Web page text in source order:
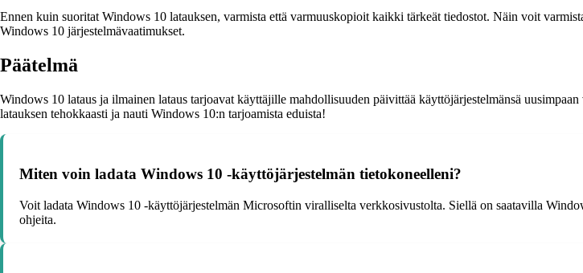
Ennen kuin suoritat Windows 10 latauksen, varmista että varmuuskopioit kaikki tärkeät tiedostot. Näin voit
Windows 10 järjestelmävaatimukset.
Päätelmä
Windows 10 lataus ja ilmainen lataus tarjoavat käyttäjille mahdollisuuden päivittää käyttöjärjestelmänsä
latauksen tehokkaasti ja nauti Windows 10:n tarjoamista eduista!
Miten voin ladata Windows 10 -käyttöjärjestelmän tietokoneelleni?
Voit ladata Windows 10 -käyttöjärjestelmän Microsoftin viralliselta verkkosivustolta. Siellä on saatavilla
ohjeita.